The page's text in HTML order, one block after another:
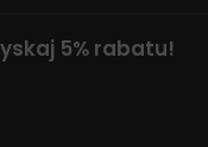
5% rabatu!